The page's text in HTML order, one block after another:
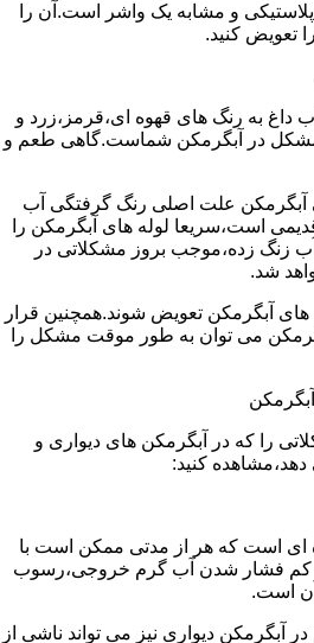
و مشابه یک واشر است.آن را
تعویض کنید.
داغ به رنگ های قهوه ای،قرمز،زرد و
در آبگرمکن شماست.گاهی طعم و
علت اصلی رنگ گرفتگی آب
است،سریعا لوله های آبگرمکن را
آب زنگ زده،موجب بروز مشکلاتی در
شد.
های آبگرمکن تعویض شوند.همچنین قرار
می توان به طور موقت مشکل را
را که در آبگرمکن های دیواری و
کنید:
است که هر از مدتی ممکن است با
کم فشار شدن آب گرم خروجی،رسوب
است.
دیواری نیز می تواند ناشی از